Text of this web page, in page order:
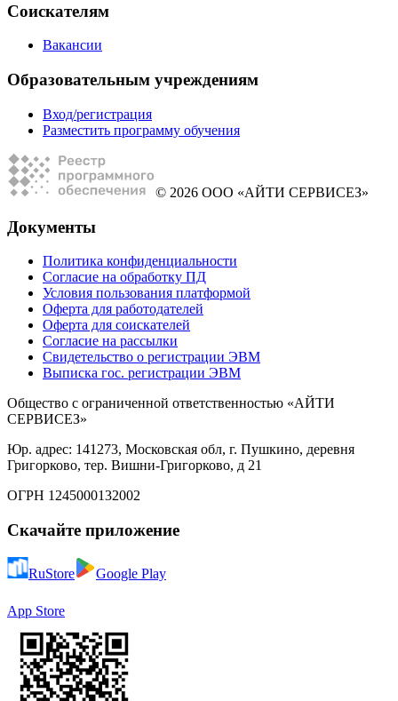
Соискателям
Вакансии
Образовательным учреждениям
Вход/регистрация
Разместить программу обучения
© 2026 ООО «АЙТИ СЕРВИСЕЗ»
Документы
Политика конфиденциальности
Согласие на обработку ПД
Условия пользования платформой
Оферта для работодателей
Оферта для соискателей
Согласие на рассылки
Свидетельство о регистрации ЭВМ
Выписка гос. регистрации ЭВМ
Общество с ограниченной ответственностью «АЙТИ
СЕРВИСЕЗ»
Юр. адрес: 141273, Московская обл, г. Пушкино, деревня
Григорково, тер. Вишни-Григорково, д 21
ОГРН 1245000132002
Скачайте приложение
RuStore Google Play
App Store